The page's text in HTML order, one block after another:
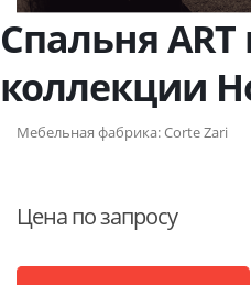
Спальня ART
коллекции
Мебельная фабрика:Corte Zari
Цена по запросу